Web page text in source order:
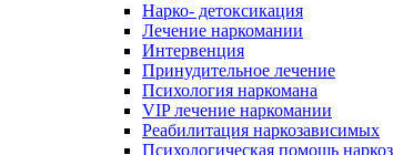
Нарко- детоксикация
Лечение наркомании
Интервенция
Принудительное лечение
Психология наркомана
VIP лечение наркомании
Реабилитация наркозависимых
Психологическая помощь